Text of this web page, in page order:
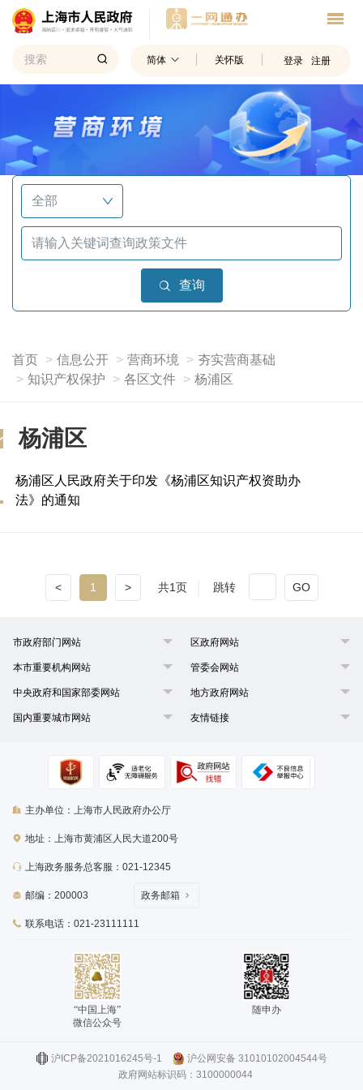
简体 关怀版 登录 注册
查询
首页 信息公开 营商环境
夯实营商基础
知识产权保护
各区文件 杨浦区
杨浦区
杨浦区人民政府关于印发《杨浦区知识产权资助办
法》的通知
< 1 > 共1页 跳转 GO
市政府部门网站 区政府网站
本市重要机构网站 管委会网站
中央政府和国家部委网站 地方政府网站
国内重要城市网站 友情链接
主办单位：上海市人民政府办公厅
地址：上海市黄浦区人民大道200号
上海政务服务总客服：021-12345
邮编：200003
联系电话：021-23111111
政务邮箱
“中国上海”
微信公众号
随申办
沪ICP备2021016245号-1
沪公网安备 31010102004544号
政府网站标识码：3100000044